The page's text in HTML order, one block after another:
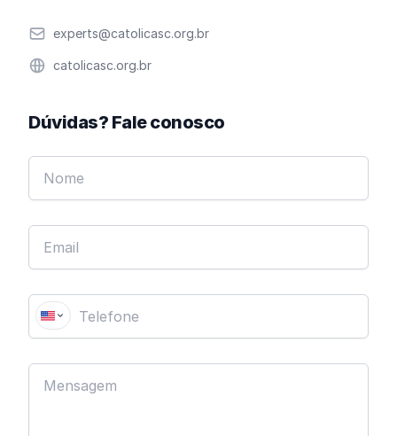
Emailexperts@catolicasc.org.br
Websitecatolicasc.org.br
Dúvidas? Fale conosco